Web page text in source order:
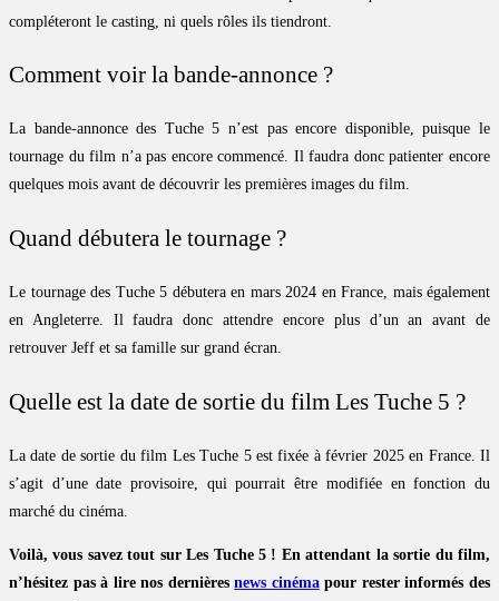
compléteront le casting, ni quels rôles ils tiendront.
Comment voir la bande-annonce ?
La bande-annonce des Tuche 5 n’est pas encore disponible, puisque le
tournage du film n’a pas encore commencé. Il faudra donc patienter encore
quelques mois avant de découvrir les premières images du film.
Quand débutera le tournage ?
Le tournage des Tuche 5 débutera en mars 2024 en France, mais également
en Angleterre. Il faudra donc attendre encore plus d’un an avant de
retrouver Jeff et sa famille sur grand écran.
Quelle est la date de sortie du film Les Tuche 5 ?
La date de sortie du film Les Tuche 5 est fixée à février 2025 en France. Il
s’agit d’une date provisoire, qui pourrait être modifiée en fonction du
marché du cinéma.
Voilà, vous savez tout sur Les Tuche 5 ! En attendant la sortie du film,
n’hésitez pas à lire nos dernièresnews cinémapour rester informés des